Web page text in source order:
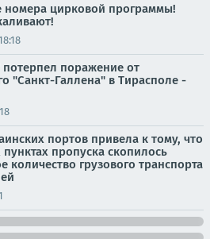
номера цирковой программы!
поражение от
"Санкт-Галлена" в Тирасполе -
портов привела к тому, что
пропуска скопилось
количество грузового транспорта